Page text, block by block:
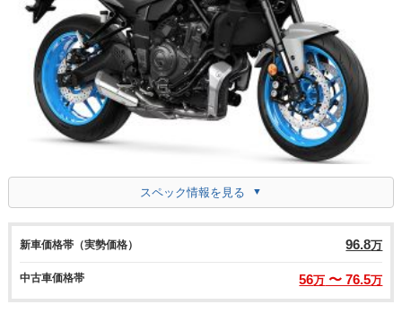
スペック情報を見る
新車価格帯（実勢価格） 96.8万
中古車価格帯 56万 〜 76.5万